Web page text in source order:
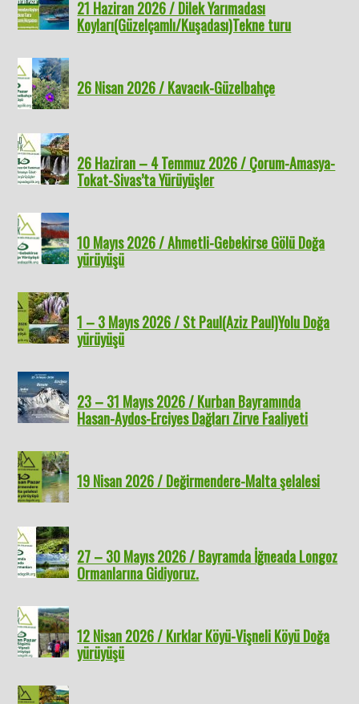
21 Haziran 2026 / Dilek Yarımadası
Koyları(Güzelçamlı/Kuşadası)Tekne turu
26 Nisan 2026 / Kavacık-Güzelbahçe
26 Haziran – 4 Temmuz 2026 / Çorum-Amasya-
Tokat-Sivas’ta Yürüyüşler
10 Mayıs 2026 / Ahmetli-Gebekirse Gölü Doğa
yürüyüşü
1 – 3 Mayıs 2026 / St Paul(Aziz Paul)Yolu Doğa
yürüyüşü
23 – 31 Mayıs 2026 / Kurban Bayramında
Hasan-Aydos-Erciyes Dağları Zirve Faaliyeti
19 Nisan 2026 / Değirmendere-Malta şelalesi
27 – 30 Mayıs 2026 / Bayramda İğneada Longoz
Ormanlarına Gidiyoruz.
12 Nisan 2026 / Kırklar Köyü-Vişneli Köyü Doğa
yürüyüşü